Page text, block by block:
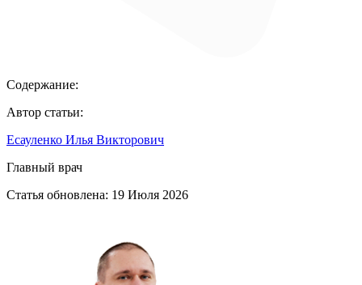
Содержание:
Автор статьи:
Есауленко Илья Викторович
Главный врач
Статья обновлена: 19 Июля 2026